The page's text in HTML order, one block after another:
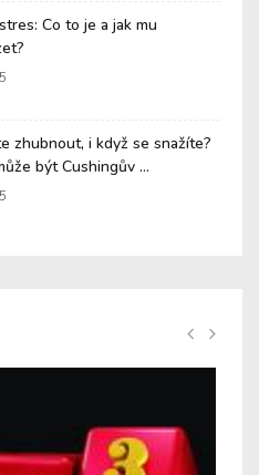
Co to je a jak mu
zhubnout, i když se snažíte?
být Cushingův ...